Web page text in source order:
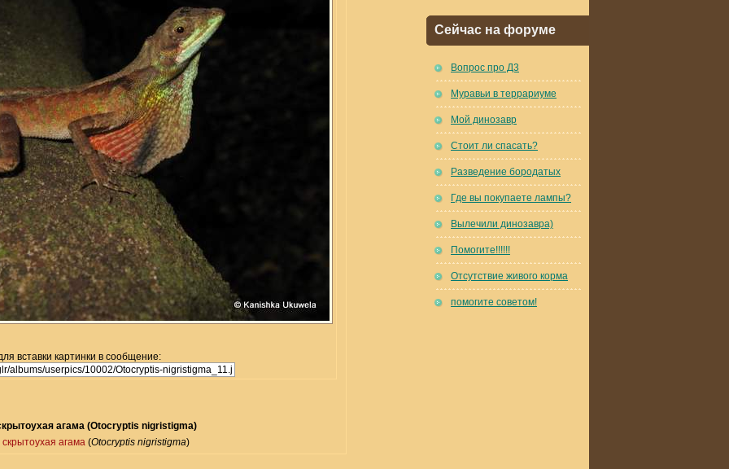
вставки картинки в сообщение:
агама (Otocryptis nigristigma)
агама (Otocryptis nigristigma)
Сейчас на форуме
Вопрос про Д3
Муравьи в террариуме
Мой динозавр
Стоит ли спасать?
Разведение бородатых
Где вы покупаете лампы?
Вылечили динозавра)
Помогите!!!!!!
Отсутствие живого корма
помогите советом!